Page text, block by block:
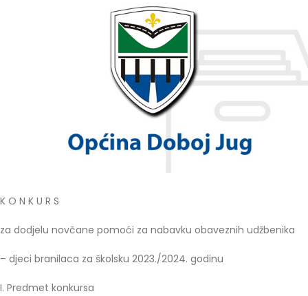
K O N K U R S
za dodjelu novčane pomoći za nabavku obaveznih udžbenika
– djeci branilaca za školsku 2023./2024. godinu
I. Predmet konkursa